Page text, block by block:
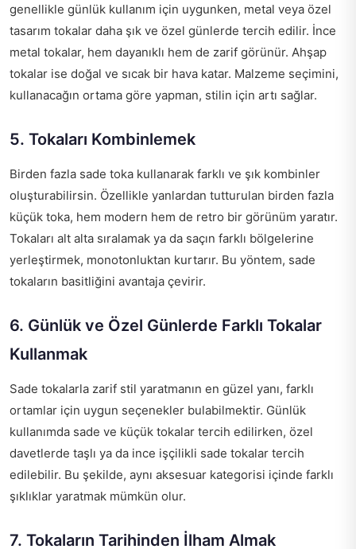
genellikle günlük kullanım için uygunken, metal veya özel
tasarım tokalar daha şık ve özel günlerde tercih edilir. İnce
metal tokalar, hem dayanıklı hem de zarif görünür. Ahşap
tokalar ise doğal ve sıcak bir hava katar. Malzeme seçimini,
kullanacağın ortama göre yapman, stilin için artı sağlar.
5. Tokaları Kombinlemek
Birden fazla sade toka kullanarak farklı ve şık kombinler
oluşturabilirsin. Özellikle yanlardan tutturulan birden fazla
küçük toka, hem modern hem de retro bir görünüm yaratır.
Tokaları alt alta sıralamak ya da saçın farklı bölgelerine
yerleştirmek, monotonluktan kurtarır. Bu yöntem, sade
tokaların basitliğini avantaja çevirir.
6. Günlük ve Özel Günlerde Farklı Tokalar
Kullanmak
Sade tokalarla zarif stil yaratmanın en güzel yanı, farklı
ortamlar için uygun seçenekler bulabilmektir. Günlük
kullanımda sade ve küçük tokalar tercih edilirken, özel
davetlerde taşlı ya da ince işçilikli sade tokalar tercih
edilebilir. Bu şekilde, aynı aksesuar kategorisi içinde farklı
şıklıklar yaratmak mümkün olur.
7. Tokaların Tarihinden İlham Almak